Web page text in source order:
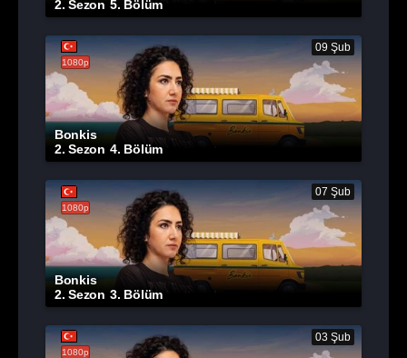
2. Sezon 5. Bölüm
1080p
09 Şub
Bonkis
2. Sezon 4. Bölüm
1080p
07 Şub
Bonkis
2. Sezon 3. Bölüm
1080p
03 Şub